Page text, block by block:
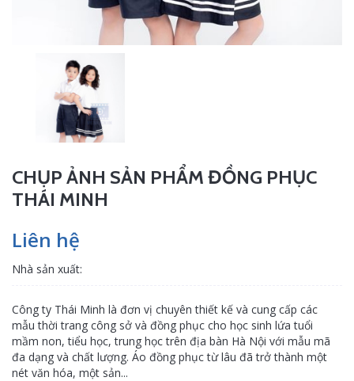
CHỤP ẢNH SẢN PHẨM ĐỒNG PHỤC
THÁI MINH
Liên hệ
Nhà sản xuất:
Công ty Thái Minh là đơn vị chuyên thiết kế và cung cấp các
mẫu thời trang công sở và đồng phục cho học sinh lứa tuổi
mầm non, tiểu học, trung học trên địa bàn Hà Nội với mẫu mã
đa dạng và chất lượng. Áo đồng phục từ lâu đã trở thành một
nét văn hóa, một sản...